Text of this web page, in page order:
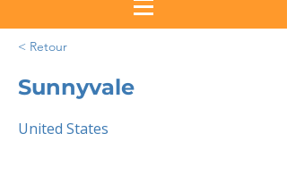
< Retour
Sunnyvale
United States